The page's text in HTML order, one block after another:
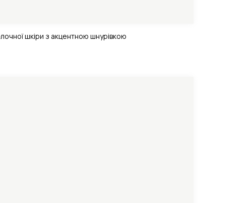
шкіри з акцентною шнурівкою